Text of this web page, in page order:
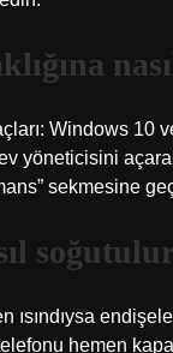
Windows 10
yöneticisini
sekmesine
ısındıysa
telefonu hemen